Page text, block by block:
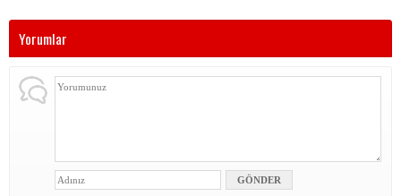
Yorumlar